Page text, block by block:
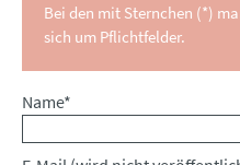
Bei den mit Sternchen (*)
sich um Pflichtfelder.
Pflichtfeld
Name*